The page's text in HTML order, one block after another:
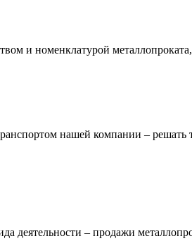
и номенклатурой
нашей компании – решать
– продажи